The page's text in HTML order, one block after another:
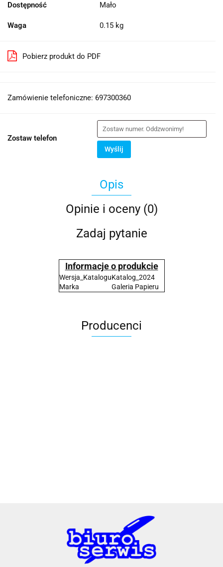
Dostępność Mało
Waga 0.15 kg
Pobierz produkt do PDF
Zamówienie telefoniczne: 697300360
Zostaw telefon
Wyślij
Opis
Opinie i oceny (0)
Zadaj pytanie
Informacje o produkcie
Wersja_KataloguKatalog_2024
Marka
Galeria Papieru
Producenci
A4 Tech